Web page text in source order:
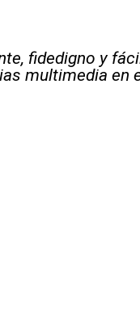
fidedigno y
multimedia en